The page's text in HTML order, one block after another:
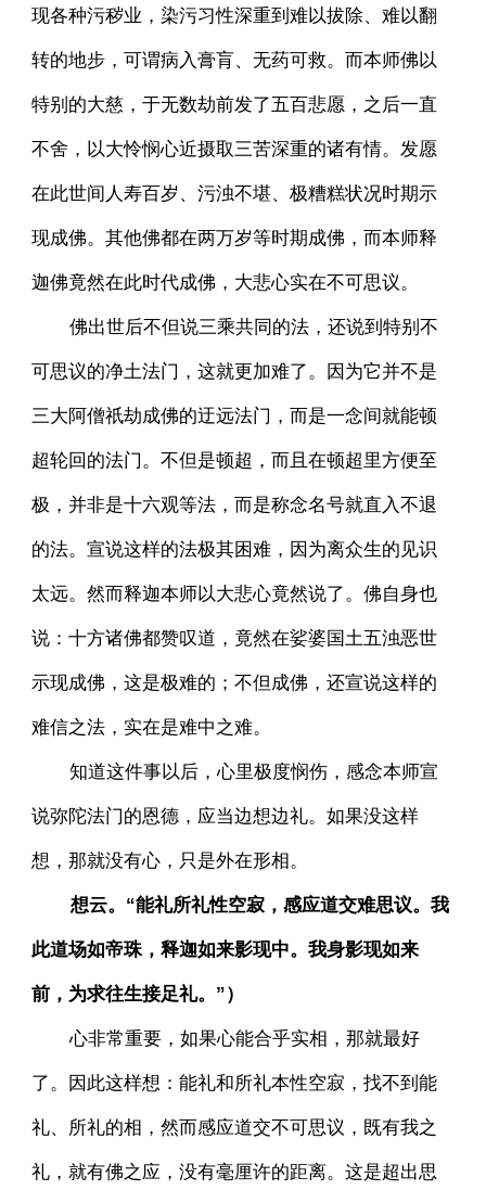
现各种污秽业，染污习性深重到难以拔除、难以翻
转的地步，可谓病入膏肓、无药可救。而本师佛以
特别的大慈，于无数劫前发了五百悲愿，之后一直
不舍，以大怜悯心近摄取三苦深重的诸有情。发愿
在此世间人寿百岁、污浊不堪、极糟糕状况时期示
现成佛。其他佛都在两万岁等时期成佛，而本师释
迦佛竟然在此时代成佛，大悲心实在不可思议。
佛出世后不但说三乘共同的法，还说到特别不
可思议的净土法门，这就更加难了。因为它并不是
三大阿僧祇劫成佛的迂远法门，而是一念间就能顿
超轮回的法门。不但是顿超，而且在顿超里方便至
极，并非是十六观等法，而是称念名号就直入不退
的法。宣说这样的法极其困难，因为离众生的见识
太远。然而释迦本师以大悲心竟然说了。佛自身也
说：十方诸佛都赞叹道，竟然在娑婆国土五浊恶世
示现成佛，这是极难的；不但成佛，还宣说这样的
难信之法，实在是难中之难。
知道这件事以后，心里极度悯伤，感念本师宣
说弥陀法门的恩德，应当边想边礼。如果没这样
想，那就没有心，只是外在形相。
想云。“能礼所礼性空寂，感应道交难思议。我
此道场如帝珠，释迦如来影现中。我身影现如来
前，为求往生接足礼。”）
心非常重要，如果心能合乎实相，那就最好
了。因此这样想：能礼和所礼本性空寂，找不到能
礼、所礼的相，然而感应道交不可思议，既有我之
礼，就有佛之应，没有毫厘许的距离。这是超出思